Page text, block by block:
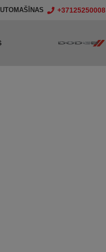
+37125250008